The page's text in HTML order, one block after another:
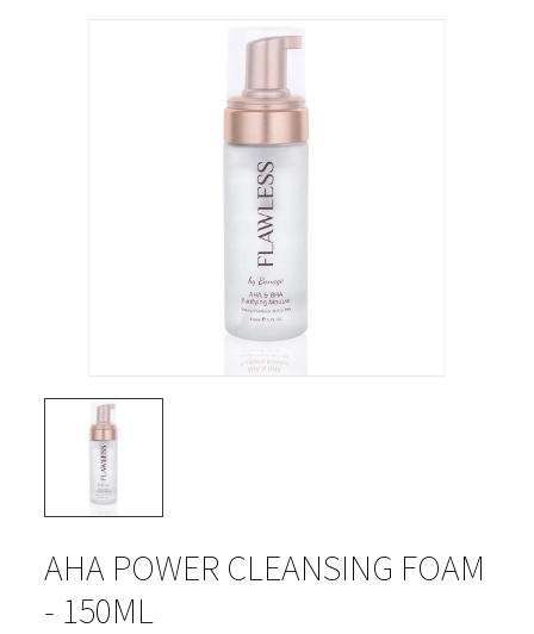
AHA POWER CLEANSING FOAM
- 150ML